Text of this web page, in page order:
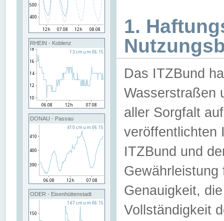
RHEIN - Koblenz
DONAU - Passau
ODER - Eisenhüttenstadt
1.
Das ITZBund
Wasserstraßen
aller Sorgfalt
veröffentlichten
ITZBund und
Genauigkeit,
Vollständigkeit